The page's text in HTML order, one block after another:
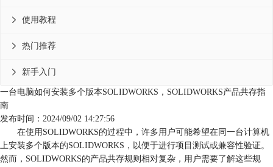
使用教程

热门推荐

新手入门

一台电脑如何安装多个版本SOLIDWORKS，SOLIDWORKS产品共存指
南
发布时间：2024/09/02 14:27:56
在使用SOLIDWORKS的过程中，许多用户可能希望在同一台计算机
上安装多个版本的SOLIDWORKS，以便于进行项目测试或兼容性验证。
然而，SOLIDWORKS的产品共存规则相对复杂，用户需要了解这些规